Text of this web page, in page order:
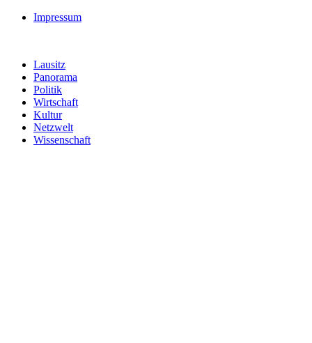
Impressum
Lausitz
Panorama
Politik
Wirtschaft
Kultur
Netzwelt
Wissenschaft